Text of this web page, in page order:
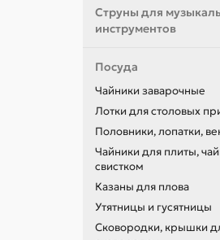
Струны для
инструментов
Посуда
Чайники заварочные
Лотки для столовых
Половники, лопатки,
Чайники для плиты,
свистком
Казаны для плова
Утятницы и гусятницы
Сковородки, крышки